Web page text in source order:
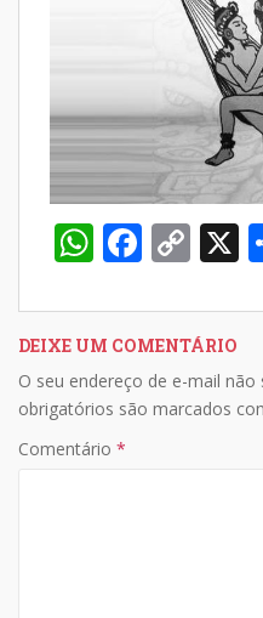
W
at
s
A
p
F
e
b
o
C
p
y
Li
X
DEIXE UM COMENTÁRIO
O seu endereço de e-mail não
obrigatórios são marcados
Comentário *